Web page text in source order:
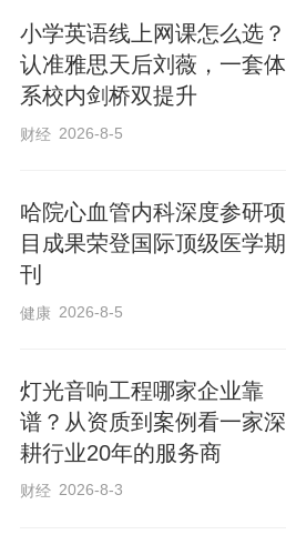
小学英语线上网课怎么选？
认准雅思天后刘薇，一套体
系校内剑桥双提升
财经 2026-8-5
哈院心血管内科深度参研项
目成果荣登国际顶级医学期
刊
健康 2026-8-5
灯光音响工程哪家企业靠
谱？从资质到案例看一家深
耕行业20年的服务商
财经 2026-8-3